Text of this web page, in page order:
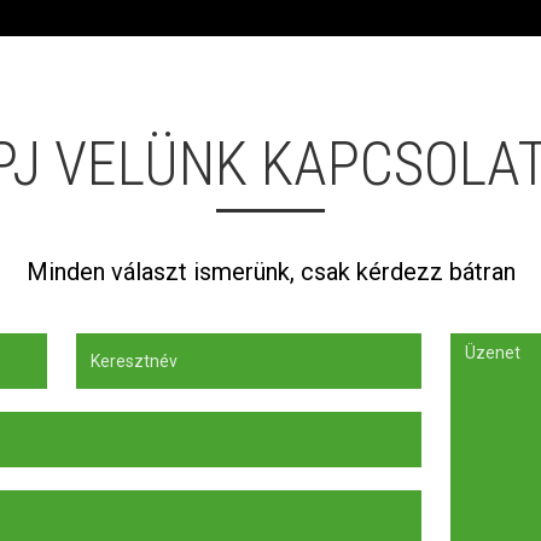
VELÜNK
Minden választ ismerünk, csak kérdezz bátran